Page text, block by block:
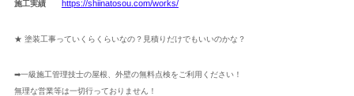
施工実績 https://shiinatosou.com/works/
★ 塗装工事っていくらくらいなの？見積りだけでもいいのかな？
➡一級施工管理技士の屋根、外壁の無料点検をご利用ください！
無理な営業等は一切行っておりません！